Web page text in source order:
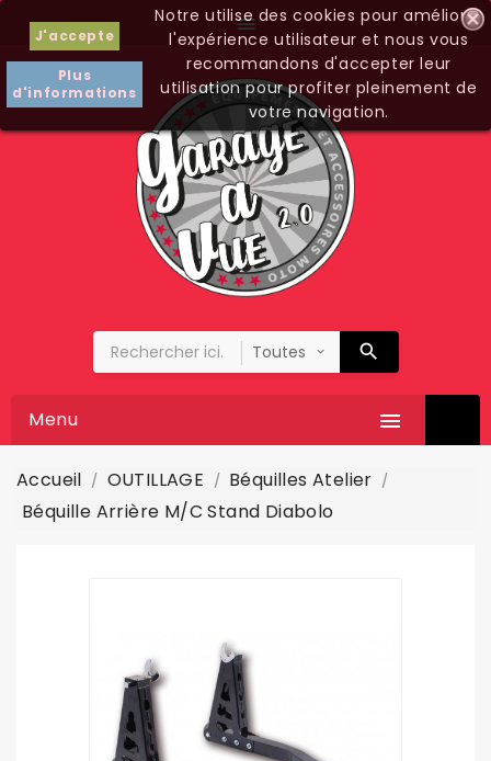

J'accepte
Plus
d'informations
Notre utilise des cookies pour améliorer
l'expérience utilisateur et nous vous
recommandons d'accepter leur
utilisation pour profiter pleinement de
votre navigation.

Menu
Accueil OUTILLAGE
Béquilles Atelier
Béquille Arrière M/C Stand Diabolo